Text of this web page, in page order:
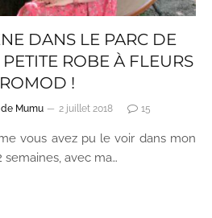
DANS LE PARC DE
ROBE À FLEURS
!
Mumu 2 juillet 2018 15
vous avez pu le voir dans mon
avec ma…